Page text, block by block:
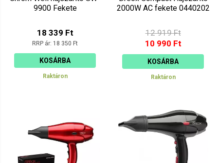
9900 Fekete
18 339 Ft
RRP ár: 18 350 Ft
KOSÁRBA
Raktáron
2000W AC fekete 0440202
12 919 Ft
10 990 Ft
KOSÁRBA
Raktáron